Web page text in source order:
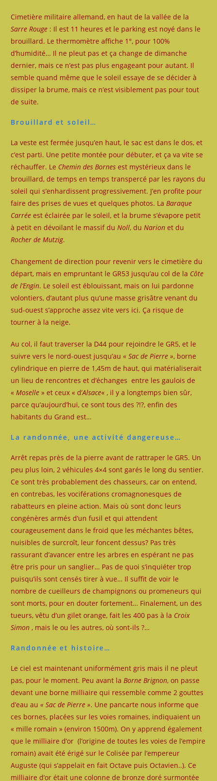
Cimetière militaire allemand, en haut de la vallée de la
Sarre Rouge : Il est 11 heures et le parking est noyé dans le
brouillard. Le thermomètre affiche 1°, pour 100%
d’humidité… Il ne pleut pas et ça change de dimanche
dernier, mais ce n’est pas plus engageant pour autant. Il
semble quand même que le soleil essaye de se décider à
dissiper la brume, mais ce n’est visiblement pas pour tout
de suite.
Brouillard et soleil…
La veste est fermée jusqu’en haut, le sac est dans le dos, et
c’est parti. Une petite montée pour débuter, et ça va vite se
réchauffer. Le Chemin des Bornes est mystérieux dans le
brouillard, de temps en temps transpercé par les rayons du
soleil qui s’enhardissent progressivement. J’en profite pour
faire des prises de vues et quelques photos. LaBaraque
Carrée est éclairée par le soleil, et la brume s’évapore petit
à petit en dévoilant le massif duNoll, duNarion et du
Rocher de Mutzig.
Changement de direction pour revenir vers le cimetière du
départ, mais en empruntant le GR53 jusqu’au col de la Côte
de l’Engin. Le soleil est éblouissant, mais on lui pardonne
volontiers, d’autant plus qu’une masse grisâtre venant du
sud-ouest s’approche assez vite vers ici. Ça risque de
tourner à la neige.
Au col, il faut traverser la D44 pour rejoindre le GR5, et le
suivre vers le nord-ouest jusqu’au« Sac de Pierre », borne
cylindrique en pierre de 1,45m de haut, qui matérialiserait
un lieu de rencontres et d’échanges entre les gaulois de
«Moselle » et ceux « d’Alsace« , il y a longtemps bien sûr,
parce qu’aujourd’hui, ce sont tous des ?!?, enfin des
habitants du Grand est…
La randonnée, une activité dangereuse…
Arrêt repas près de la pierre avant de rattraper le GR5. Un
peu plus loin, 2 véhicules 4×4 sont garés le long du sentier.
Ce sont très probablement des chasseurs, car on entend,
en contrebas, les vociférations cromagnonesques de
rabatteurs en pleine action. Mais où sont donc leurs
congénères armés d’un fusil et qui attendent
courageusement dans le froid que les méchantes bêtes,
nuisibles de surcroît, leur foncent dessus? Pas très
rassurant d’avancer entre les arbres en espérant ne pas
être pris pour un sanglier… Pas de quoi s’inquiéter trop
puisqu’ils sont censés tirer à vue… Il suffit de voir le
nombre de cueilleurs de champignons ou promeneurs qui
sont morts, pour en douter fortement… Finalement, un des
tueurs, vêtu d’un gilet orange, fait les 400 pas à la Croix
Simon , mais le ou les autres, où sont-ils ?…
Randonnée et histoire…
Le ciel est maintenant uniformément gris mais il ne pleut
pas, pour le moment. Peu avant laBorne Brignon, on passe
devant une borne milliaire qui ressemble comme 2 gouttes
d’eau au« Sac de Pierre ». Une pancarte nous informe que
ces bornes, placées sur les voies romaines, indiquaient un
« mille romain » (environ 1500m). On y apprend également
que le milliaire d’or (l’origine de toutes les voies de l’empire
romain) avait été érigé sur le Colisée par l’empereur
Auguste (qui s’appelait en fait Octave puis Octavien..). Ce
milliaire d’or était une colonne de bronze doré surmontée